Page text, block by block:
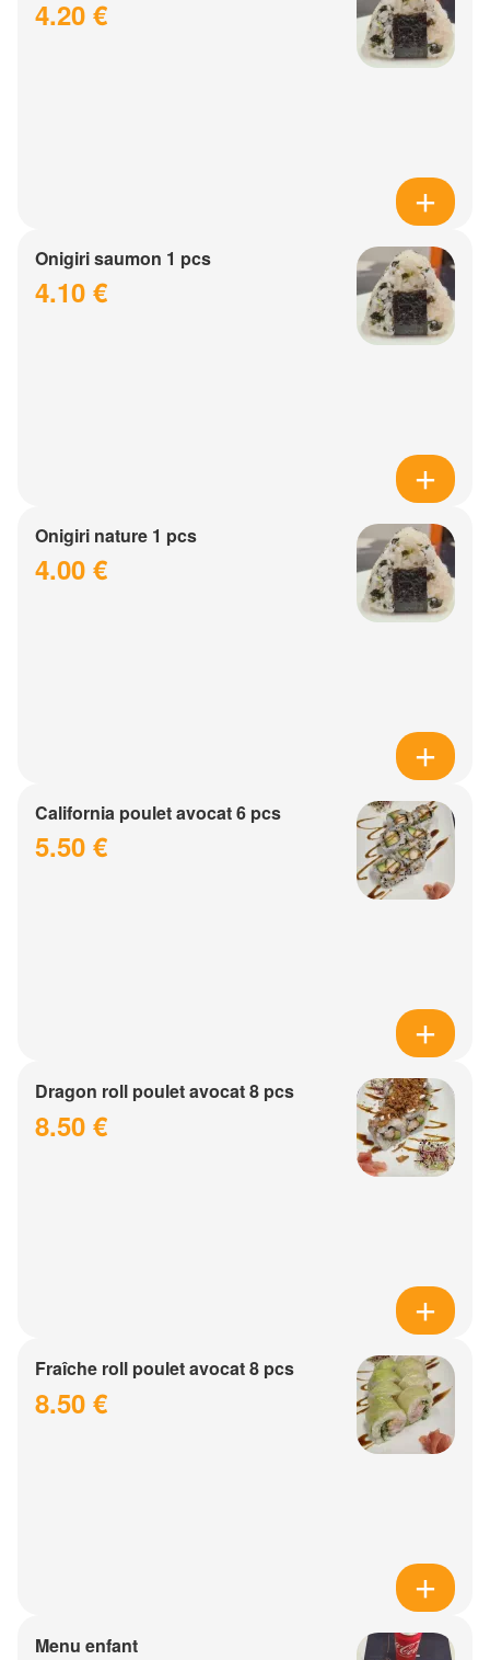
4.20 €
Onigiri saumon 1 pcs
4.10 €
Onigiri nature 1 pcs
4.00 €
California poulet avocat 6 pcs
5.50 €
Dragon roll poulet avocat 8 pcs
8.50 €
Fraîche roll poulet avocat 8 pcs
8.50 €
Menu enfant